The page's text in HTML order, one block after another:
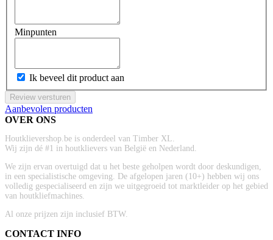
Minpunten
Ik beveel dit product aan
Review versturen
Aanbevolen producten
OVER ONS
Houtklievershop.be is onderdeel van Timber XL.
Wij zijn dé #1 in houtklievers van België en Nederland.
We zijn ervan overtuigd dat u het beste geholpen wordt door deskundigen,
in een specialistische omgeving. De afgelopen jaren (10+) hebben wij ons
volledig gespecialiseerd en zijn we uitgegroeid tot marktleider op het gebied
van houtkliefmachines.
Al onze prijzen zijn inclusief BTW.
CONTACT INFO